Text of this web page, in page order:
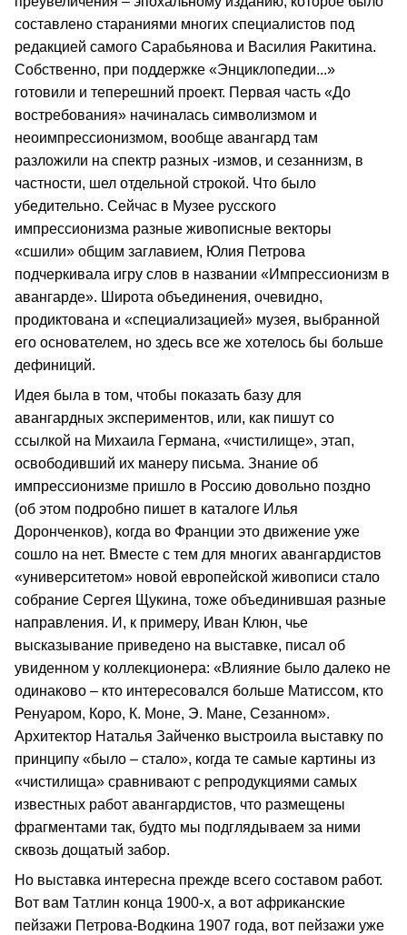
составлено стараниями многих специалистов под
редакцией самого Сарабьянова и Василия Ракитина.
Собственно, при поддержке «Энциклопедии...»
готовили и теперешний проект. Первая часть «До
востребования» начиналась символизмом и
неоимпрессионизмом, вообще авангард там
разложили на спектр разных -измов, и сезаннизм, в
частности, шел отдельной строкой. Что было
убедительно. Сейчас в Музее русского
импрессионизма разные живописные векторы
«сшили» общим заглавием, Юлия Петрова
подчеркивала игру слов в названии «Импрессионизм в
авангарде». Широта объединения, очевидно,
продиктована и «специализацией» музея, выбранной
его основателем, но здесь все же хотелось бы больше
дефиниций.
Идея была в том, чтобы показать базу для
авангардных экспериментов, или, как пишут со
ссылкой на Михаила Германа, «чистилище», этап,
освободивший их манеру письма. Знание об
импрессионизме пришло в Россию довольно поздно
(об этом подробно пишет в каталоге Илья
Доронченков), когда во Франции это движение уже
сошло на нет. Вместе с тем для многих авангардистов
«университетом» новой европейской живописи стало
собрание Сергея Щукина, тоже объединившая разные
направления. И, к примеру, Иван Клюн, чье
высказывание приведено на выставке, писал об
увиденном у коллекционера: «Влияние было далеко не
одинаково – кто интересовался больше Матиссом, кто
Ренуаром, Коро, К. Моне, Э. Мане, Сезанном».
Архитектор Наталья Зайченко выстроила выставку по
принципу «было – стало», когда те самые картины из
«чистилища» сравнивают с репродукциями самых
известных работ авангардистов, что размещены
фрагментами так, будто мы подглядываем за ними
сквозь дощатый забор.
Но выставка интересна прежде всего составом работ.
Вот вам Татлин конца 1900-х, а вот африканские
пейзажи Петрова-Водкина 1907 года, вот пейзажи уже